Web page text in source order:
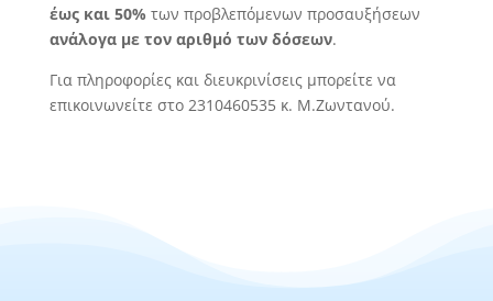
έως και 50% των προβλεπόμενων προσαυξήσεων
ανάλογα με τον αριθμό των δόσεων.
Για πληροφορίες και διευκρινίσεις μπορείτε να
επικοινωνείτε στο 2310460535 κ. Μ.Ζωντανού.